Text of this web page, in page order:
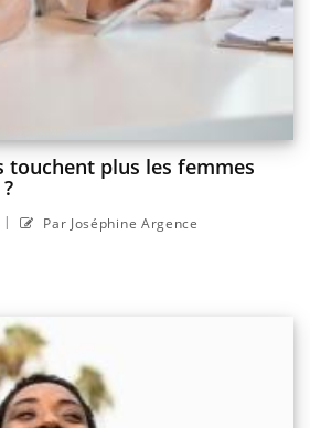
touchent plus les femmes
| Par Joséphine Argence